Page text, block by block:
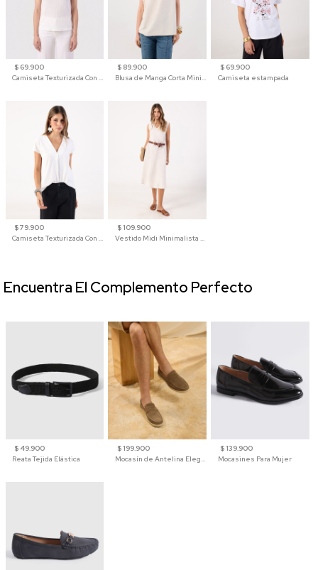
$ 69.900
Camiseta Texturizada Con Hombro Caído Para Mujer
$ 89.900
Blusa de Manga Corta Minimalista para Mujer
$ 69.900
Camiseta estampada
$ 79.900
Camiseta Texturizada Con Cuello En V Para Mujer
$ 109.900
Vestido Midi Minimalista De Silueta Amplia
$ 49.900
Reata Tejida Elástica
$ 199.900
Mocasín de Antelina Elegante con Suela de Contraste Para Hombre
$ 139.900
Mocasines Para Mujer
Encuentra El Complemento Perfecto